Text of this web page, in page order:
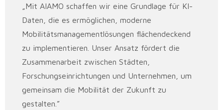
„Mit AIAMO schaffen wir eine Grundlage für KI-
Daten, die es ermöglichen, moderne
Mobilitätsmanagementlösungen flächendeckend
zu implementieren. Unser Ansatz fördert die
Zusammenarbeit zwischen Städten,
Forschungseinrichtungen und Unternehmen, um
gemeinsam die Mobilität der Zukunft zu
gestalten.”